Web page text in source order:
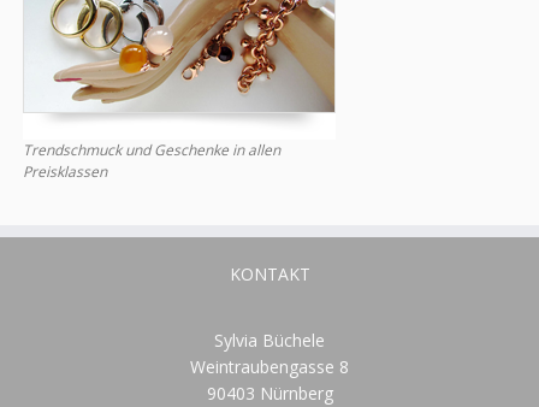
Trendschmuck und Geschenke in allen
Preisklassen
KONTAKT
Sylvia Büchele
Weintraubengasse 8
90403 Nürnberg